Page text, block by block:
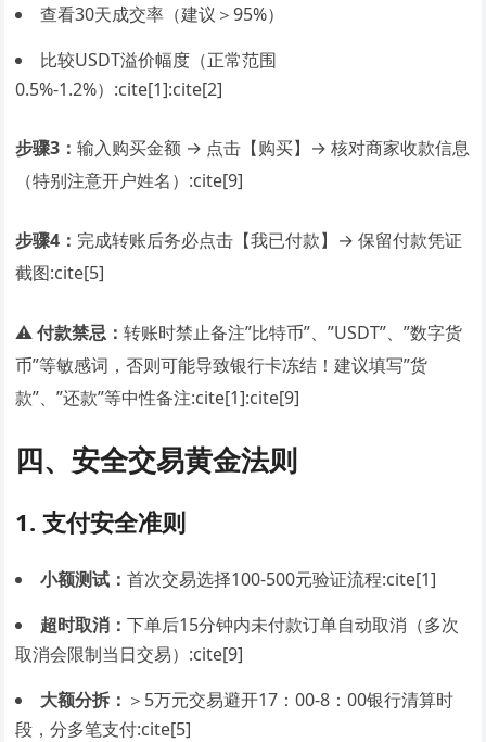
查看30天成交率（建议＞95%）
比较USDT溢价幅度（正常范围
0.5%-1.2%）:cite[1]:cite[2]
步骤3：输入购买金额 → 点击【购买】→ 核对商家收款信息
（特别注意开户姓名）:cite[9]
步骤4： 完成转账后务必点击【我已付款】→ 保留付款凭证
截图:cite[5]
⚠️付款禁忌：转账时禁止备注”比特币”、”USDT”、”数字货
币”等敏感词，否则可能导致银行卡冻结！建议填写”货
款”、”还款”等中性备注:cite[1]:cite[9]
四、安全交易黄金法则
1. 支付安全准则
小额测试：首次交易选择100-500元验证流程:cite[1]
超时取消：下单后15分钟内未付款订单自动取消（多次
取消会限制当日交易）:cite[9]
大额分拆： ＞5万元交易避开17：00-8：00银行清算时
段，分多笔支付:cite[5]